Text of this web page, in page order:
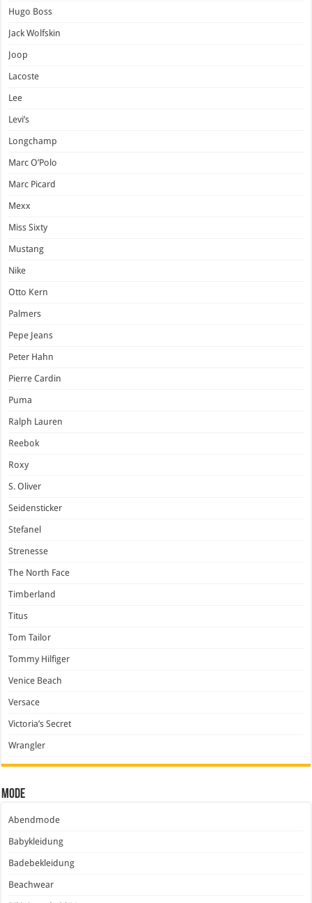
Hugo Boss
Jack Wolfskin
Joop
Lacoste
Lee
Levi’s
Longchamp
Marc O’Polo
Marc Picard
Mexx
Miss Sixty
Mustang
Nike
Otto Kern
Palmers
Pepe Jeans
Peter Hahn
Pierre Cardin
Puma
Ralph Lauren
Reebok
Roxy
S. Oliver
Seidensticker
Stefanel
Strenesse
The North Face
Timberland
Titus
Tom Tailor
Tommy Hilfiger
Venice Beach
Versace
Victoria’s Secret
Wrangler
Mode
Abendmode
Babykleidung
Badebekleidung
Beachwear